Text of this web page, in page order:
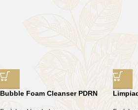
Bubble Foam Cleanser PDRN